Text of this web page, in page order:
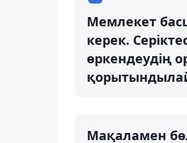
Мемлекет
керек.
өркендеудің
Мақаламен